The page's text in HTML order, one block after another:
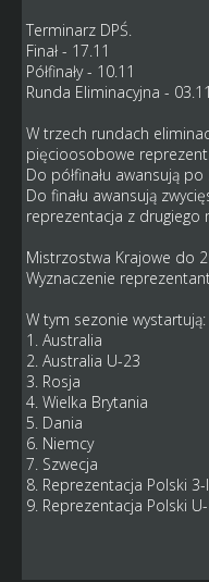
Terminarz DPŚ.
Finał - 17.11
Półfinały - 10.11
Runda Eliminacyjna - 03.11
W trzech rundach
pięcioosobowe
Do półfinału awansują
Do finału awansują
reprezentacja z drugiego
Mistrzostwa Krajowe do
Wyznaczenie
W tym sezonie wystartują:
1. Australia
2. Australia U-23
3. Rosja
4. Wielka Brytania
5. Dania
6. Niemcy
7. Szwecja
8. Reprezentacja Polski
9. Reprezentacja Polski